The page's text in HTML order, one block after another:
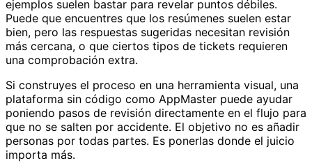
ejemplos suelen bastar para revelar puntos débiles.
Puede que encuentres que los resúmenes suelen estar
bien, pero las respuestas sugeridas necesitan revisión
más cercana, o que ciertos tipos de tickets requieren
una comprobación extra.
Si construyes el proceso en una herramienta visual, una
plataforma sin código como AppMaster puede ayudar
poniendo pasos de revisión directamente en el flujo para
que no se salten por accidente. El objetivo no es añadir
personas por todas partes. Es ponerlas donde el juicio
importa más.